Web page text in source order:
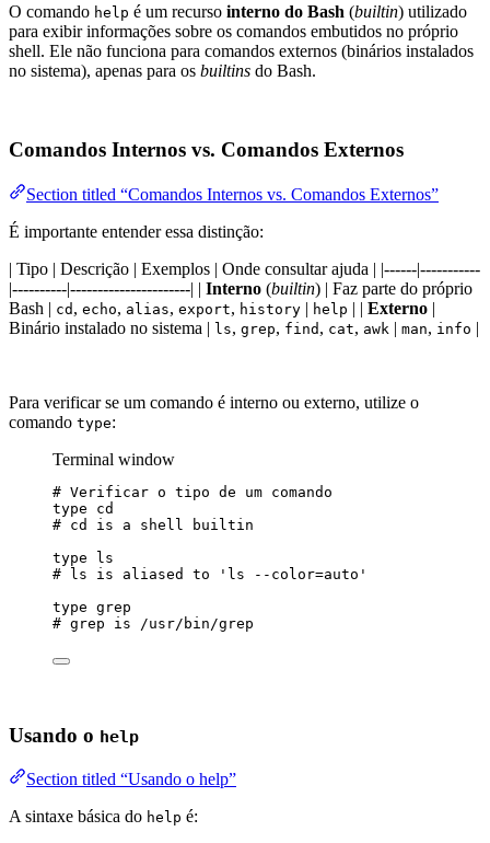
O comando help é um recurso interno do Bash (builtin) utilizado
para exibir informações sobre os comandos embutidos no próprio
shell. Ele não funciona para comandos externos (binários instalados
no sistema), apenas para os builtins do Bash.
Comandos Internos vs. Comandos Externos
Section titled “Comandos Internos vs. Comandos Externos”
É importante entender essa distinção:
| Tipo | Descrição | Exemplos | Onde consultar ajuda | |------|-----------
|----------|----------------------| | Interno (builtin) | Faz parte do próprio
Bash | cd , echo, alias, export, history | help | | Externo |
Binário instalado no sistema | ls, grep, find , cat, awk | man, info |
Para verificar se um comando é interno ou externo, utilize o
comando type:
Terminal window
# Verificar o tipo de um comando
type
cd
# cd is a shell builtin
type
ls
# ls is aliased to 'ls --color=auto'
type grep
# grep is /usr/bin/grep
Usando o help
Section titled “Usando o help”
A sintaxe básica do help é: